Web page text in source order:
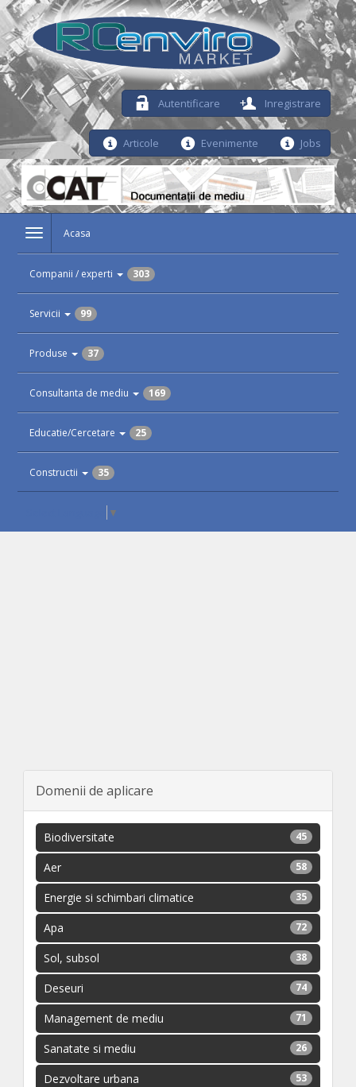
Autentificare Inregistrare
Articole Evenimente Jobs
Acasa
Companii / experti 303
Servicii 99
Produse 37
Consultanta de mediu 169
Educatie/Cercetare 25
Constructii 35
▼
Domenii de aplicare
45
Biodiversitate
58
Aer
35
Energie si schimbari climatice
72
Apa
38
Sol, subsol
74
Deseuri
71
Management de mediu
26
Sanatate si mediu
53
Dezvoltare urbana